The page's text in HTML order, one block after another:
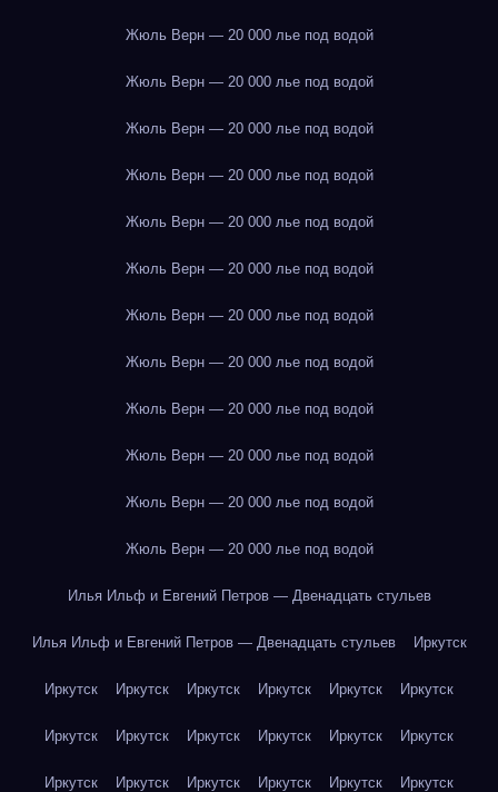
Жюль Верн — 20 000 лье под водой
Жюль Верн — 20 000 лье под водой
Жюль Верн — 20 000 лье под водой
Жюль Верн — 20 000 лье под водой
Жюль Верн — 20 000 лье под водой
Жюль Верн — 20 000 лье под водой
Жюль Верн — 20 000 лье под водой
Жюль Верн — 20 000 лье под водой
Жюль Верн — 20 000 лье под водой
Жюль Верн — 20 000 лье под водой
Жюль Верн — 20 000 лье под водой
Жюль Верн — 20 000 лье под водой
Илья Ильф и Евгений Петров — Двенадцать стульев
Илья Ильф и Евгений Петров — Двенадцать стульев Иркутск
Иркутск Иркутск Иркутск Иркутск Иркутск Иркутск
Иркутск Иркутск Иркутск Иркутск Иркутск Иркутск
Иркутск Иркутск Иркутск Иркутск Иркутск Иркутск